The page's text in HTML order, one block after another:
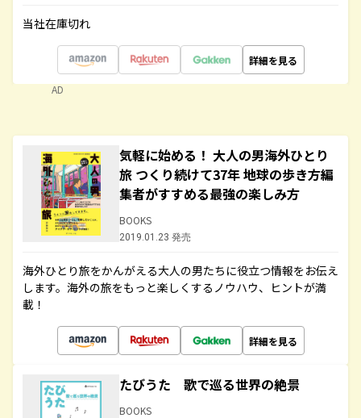
当社在庫切れ
詳細を見る
AD
気軽に始める！ 大人の男海外ひとり
旅 つくり続けて37年 地球の歩き方編
集者がすすめる最強の楽しみ方
BOOKS
2019.01.23 発売
海外ひとり旅をかんがえる大人の男たちに役立つ情報をお伝え
します。海外の旅をもっと楽しくするノウハウ、ヒントが満
載！
詳細を見る
たびうた 歌で巡る世界の絶景
BOOKS